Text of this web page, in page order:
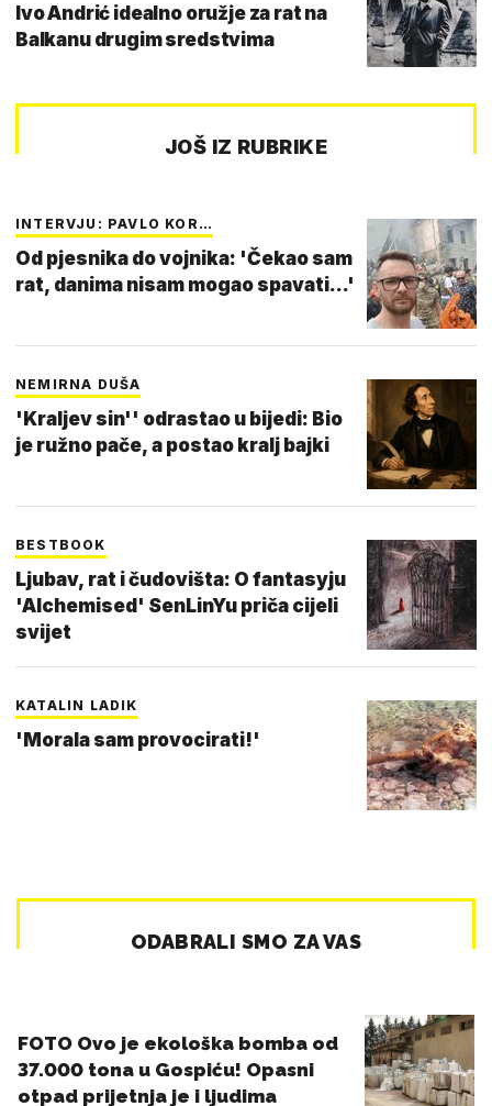
Ivo Andrić idealno oružje za rat na
Balkanu drugim sredstvima
JOŠ IZ RUBRIKE
INTERVJU: PAVLO KOR…
Od pjesnika do vojnika: 'Čekao sam
rat, danima nisam mogao spavati...'
NEMIRNA DUŠA
'Kraljev sin'' odrastao u bijedi: Bio
je ružno pače, a postao kralj bajki
BESTBOOK
Ljubav, rat i čudovišta: O fantasyju
'Alchemised' SenLinYu priča cijeli
svijet
KATALIN LADIK
'Morala sam provocirati!'